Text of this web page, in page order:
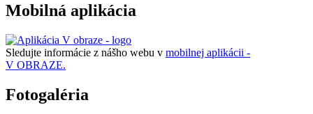
Mobilná aplikácia
Sledujte informácie z nášho webu v mobilnej aplikácii -
V OBRAZE.
Fotogaléria